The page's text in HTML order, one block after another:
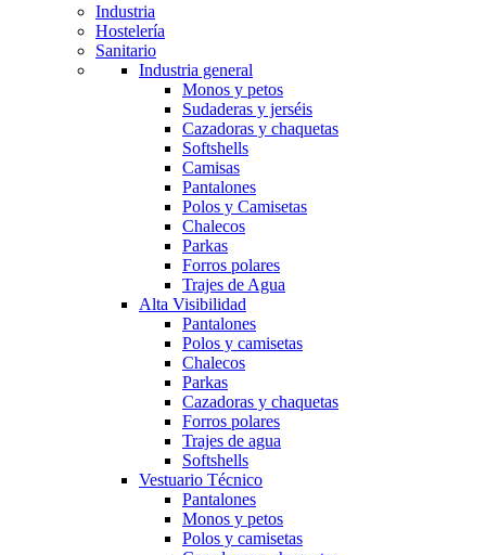
Industria
Hostelería
Sanitario
Industria general
Monos y petos
Sudaderas y jerséis
Cazadoras y chaquetas
Softshells
Camisas
Pantalones
Polos y Camisetas
Chalecos
Parkas
Forros polares
Trajes de Agua
Alta Visibilidad
Pantalones
Polos y camisetas
Chalecos
Parkas
Cazadoras y chaquetas
Forros polares
Trajes de agua
Softshells
Vestuario Técnico
Pantalones
Monos y petos
Polos y camisetas